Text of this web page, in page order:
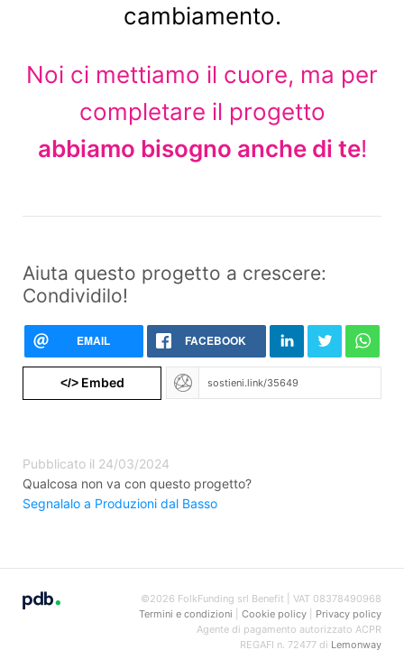
cambiamento.
Noi ci mettiamo il cuore, ma per
completare il progetto
abbiamo bisogno anche di te!
Aiuta questo progetto a crescere:
Condividilo!
EMAIL FACEBOOK
</>Embed
Pubblicato il 24/03/2024
Qualcosa non va con questo progetto?
Segnalalo a Produzioni dal Basso
©2026 FolkFunding srl Benefit | VAT 08378490968
Termini e condizioni
Cookie policy| Privacy policy
Agente di pagamento autorizzato ACPR
REGAFI n. 72477 di Lemonway